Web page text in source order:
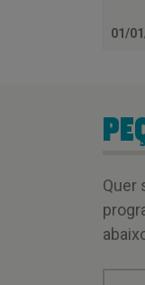
01/
Quer